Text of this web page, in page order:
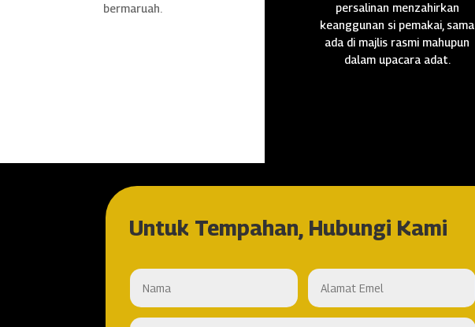
bermaruah.
persalinan menzahirkan
keanggunan si pemakai, sama
ada di majlis rasmi mahupun
dalam upacara adat.
Untuk Tempahan, Hubungi Kami